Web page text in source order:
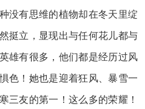
没有思维的植物却在冬天里绽
挺立，显现出与任何花儿都与
雄有很多，他们都是经历过风
色！她也是迎着狂风、暴雪一
三友的第一！这么多的荣耀！